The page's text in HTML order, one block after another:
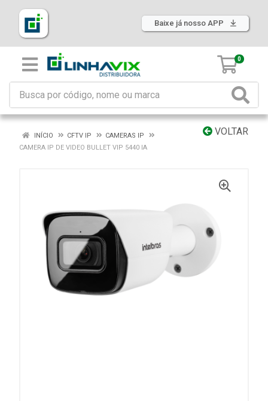
Baixe já nosso APP
0
VOLTAR
INÍCIO CFTV IP
CAMERAS IP
CAMERA IP DE VIDEO BULLET VIP 5440 IA